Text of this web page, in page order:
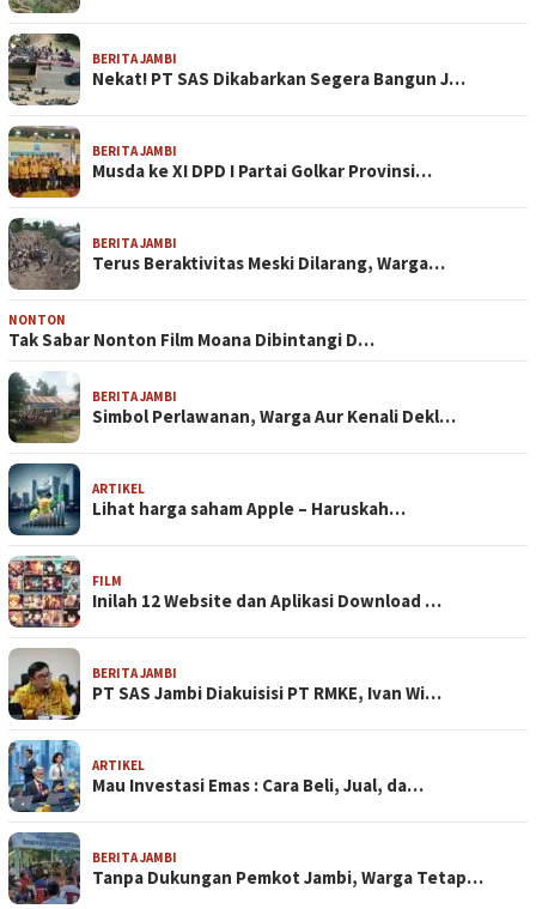
BERITA JAMBI
Nekat! PT SAS Dikabarkan Segera Bangun J…
BERITA JAMBI
Musda ke XI DPD I Partai Golkar Provinsi…
BERITA JAMBI
Terus Beraktivitas Meski Dilarang, Warga…
NONTON
Tak Sabar Nonton Film Moana Dibintangi D…
BERITA JAMBI
Simbol Perlawanan, Warga Aur Kenali Dekl…
ARTIKEL
Lihat harga saham Apple – Haruskah…
FILM
Inilah 12 Website dan Aplikasi Download …
BERITA JAMBI
PT SAS Jambi Diakuisisi PT RMKE, Ivan Wi…
ARTIKEL
Mau Investasi Emas : Cara Beli, Jual, da…
BERITA JAMBI
Tanpa Dukungan Pemkot Jambi, Warga Tetap…